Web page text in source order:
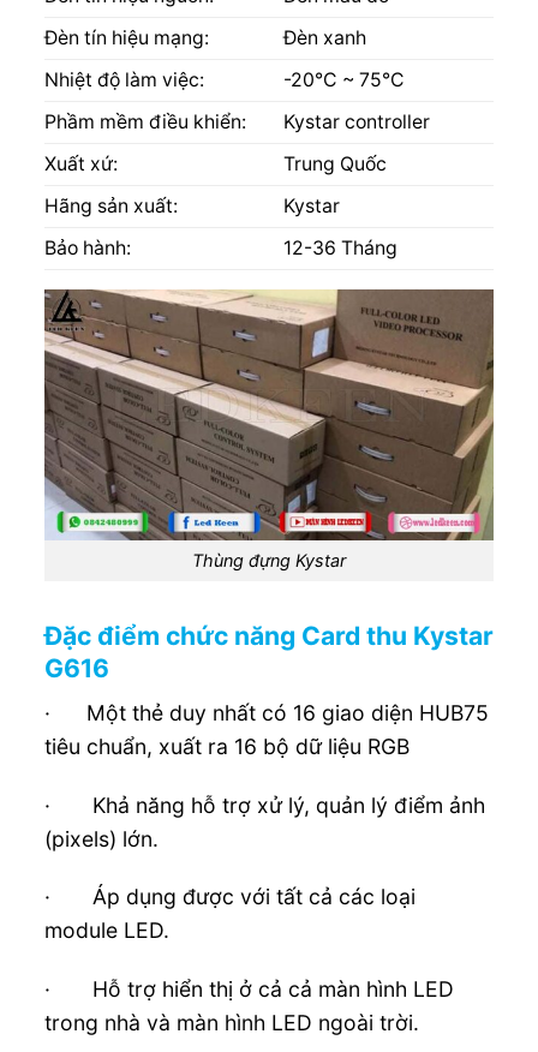
Đèn tín hiệu mạng:
Đèn xanh
Nhiệt độ làm việc:
-20℃ ~ 75℃
Phầm mềm điều khiển:
Kystar controller
Xuất xứ:
Trung Quốc
Hãng sản xuất:
Kystar
Bảo hành:
12-36 Tháng
Thùng đựng Kystar
Đặc điểm chức năng Card thu Kystar
G616
· Một thẻ duy nhất có 16 giao diện HUB75
tiêu chuẩn, xuất ra 16 bộ dữ liệu RGB
· Khả năng hỗ trợ xử lý, quản lý điểm ảnh
(pixels) lớn.
· Áp dụng được với tất cả các loại
module LED.
· Hỗ trợ hiển thị ở cả cả màn hình LED
trong nhà và màn hình LED ngoài trời.